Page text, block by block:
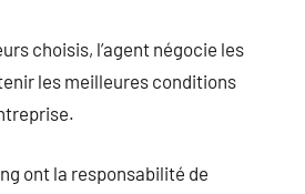
choisis, l’agent négocie les
les meilleures conditions
ont la responsabilité de